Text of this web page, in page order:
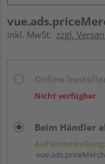
inkl. MwSt. zzgl.
Nicht verfügbar
Beim Händler
Auf Vorbestellung: